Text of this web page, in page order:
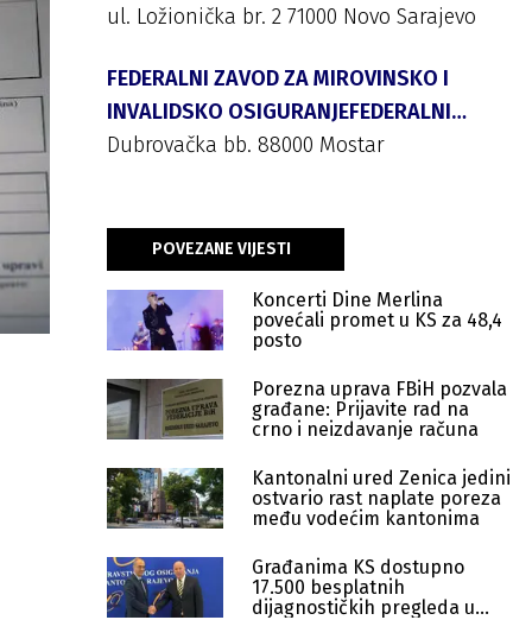
ul. Ložionička br. 2 71000 Novo Sarajevo
FEDERALNI ZAVOD ZA MIROVINSKO I
INVALIDSKO OSIGURANJEFEDERALNI
ZAVOD ZA PENZIJSKO I INVALIDSKO
Dubrovačka bb. 88000 Mostar
POVEZANE VIJESTI
Koncerti Dine Merlina
povećali promet u KS za 48,4
posto
Porezna uprava FBiH pozvala
građane: Prijavite rad na
crno i neizdavanje računa
Kantonalni ured Zenica jedini
ostvario rast naplate poreza
među vodećim kantonima
Građanima KS dostupno
17.500 besplatnih
dijagnostičkih pregleda u